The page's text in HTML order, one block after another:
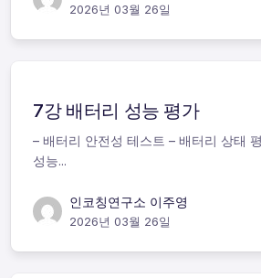
2026년 03월 26일
7강 배터리 성능 평가
– 배터리 안전성 테스트 – 배터리 상태
성능...
인코칭연구소 이주영
2026년 03월 26일